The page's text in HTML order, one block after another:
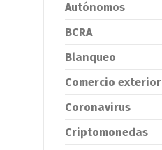
Autónomos
BCRA
Blanqueo
Comercio exterior
Coronavirus
Criptomonedas